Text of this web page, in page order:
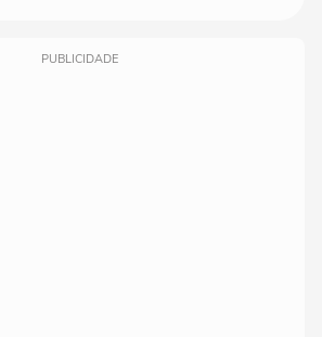
PUBLICIDADE